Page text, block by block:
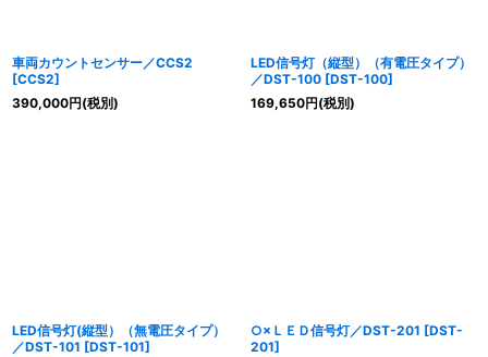
車両カウントセンサー／CCS2
[CCS2]
390,000円(税別)
LED信号灯（縦型）（有電圧タイプ）
／DST-100 [DST-100]
169,650円(税別)
LED信号灯(縦型）（無電圧タイプ）
／DST-101 [DST-101]
○×ＬＥＤ信号灯／DST-201 [DST-
201]